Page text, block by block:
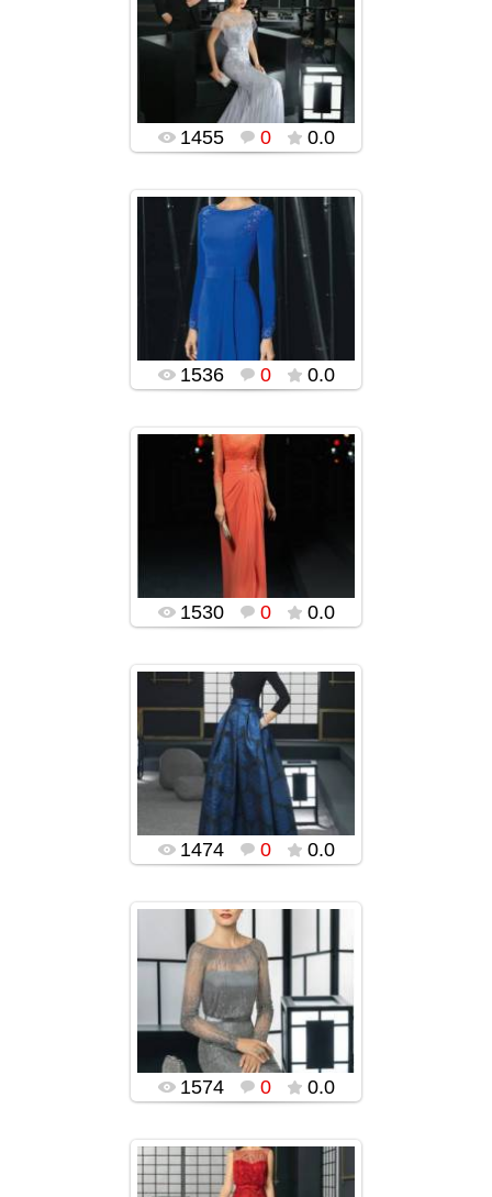
ROSA CLARA-ს
უმშვენიერესი
საღამოს კაბები
2015-2016
(ფოტოები)
popularsge
1455
0 0.0
22.12.2015
ROSA CLARA-ს
უმშვენიერესი
საღამოს კაბები
2015-2016
(ფოტოები)
popularsge
1536
0 0.0
22.12.2015
ROSA CLARA-ს
უმშვენიერესი
საღამოს კაბები
2015-2016
(ფოტოები)
popularsge
1530
0 0.0
22.12.2015
ROSA CLARA-ს
უმშვენიერესი
საღამოს კაბები
2015-2016
(ფოტოები)
popularsge
1474
0 0.0
22.12.2015
ROSA CLARA-ს
უმშვენიერესი
საღამოს კაბები
2015-2016
(ფოტოები)
popularsge
1574
0 0.0
22.12.2015